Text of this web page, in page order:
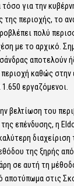
για την
της περιοχής, το
πολύ
με το αρχικό.
αποτελούν
καθώς στην
εργαζόμενοι.
βελτίωση του
επένδυσης, η
της ξηρής
σε αυτή τη
αποτύπωμα στις